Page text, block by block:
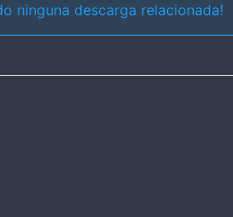
ninguna descarga relacionada!